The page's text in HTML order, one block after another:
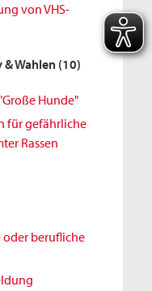
von VHS-
Wahlen (10)
Hunde"
für gefährliche
Rassen
oder berufliche